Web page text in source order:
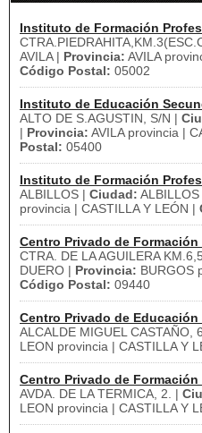
Instituto de Formación
AVILA | Provincia: AVILA
Código Postal: 05002
Instituto de Educación
ALTO DE S.AGUSTIN, S/N |
| Provincia: AVILA provincia |
Postal: 05400
Instituto de Formación
ALBILLOS | Ciudad: ALBILLOS
provincia | CASTILLA Y LEÓN |
Centro Privado de
CTRA. DE LA AGUILERA
DUERO | Provincia: BURGOS
Código Postal: 09440
Centro Privado de Educación
ALCALDE MIGUEL CASTAÑO,
LEON provincia | CASTILLA Y
Centro Privado de
AVDA. DE LA TERMICA, 2. |
LEON provincia | CASTILLA Y